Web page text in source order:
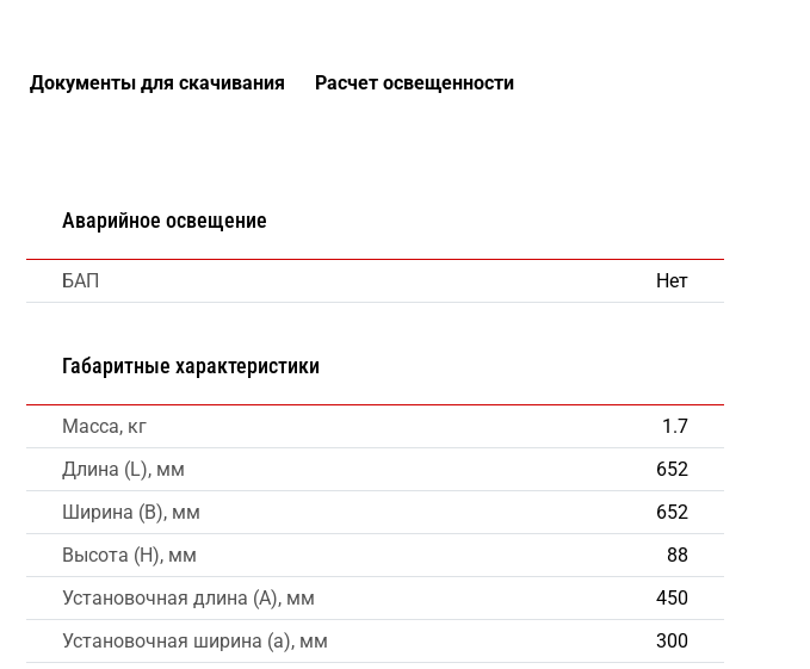
Документы для скачивания Расчет освещенности
Аварийное освещение
БАП Нет
Габаритные характеристики
Масса, кг
1.7
Длина (L), мм
652
Ширина (B), мм
652
Высота (H), мм
88
Установочная длина (A), мм
450
Установочная ширина (a), мм
300